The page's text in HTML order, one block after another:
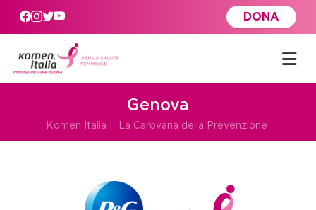
Skip to main content
DONA
Genova
Komen Italia La Carovana della Prevenzione